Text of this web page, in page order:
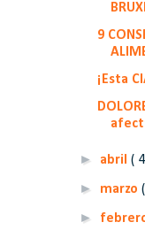
9
¡Esta
► abril(
► marzo
►